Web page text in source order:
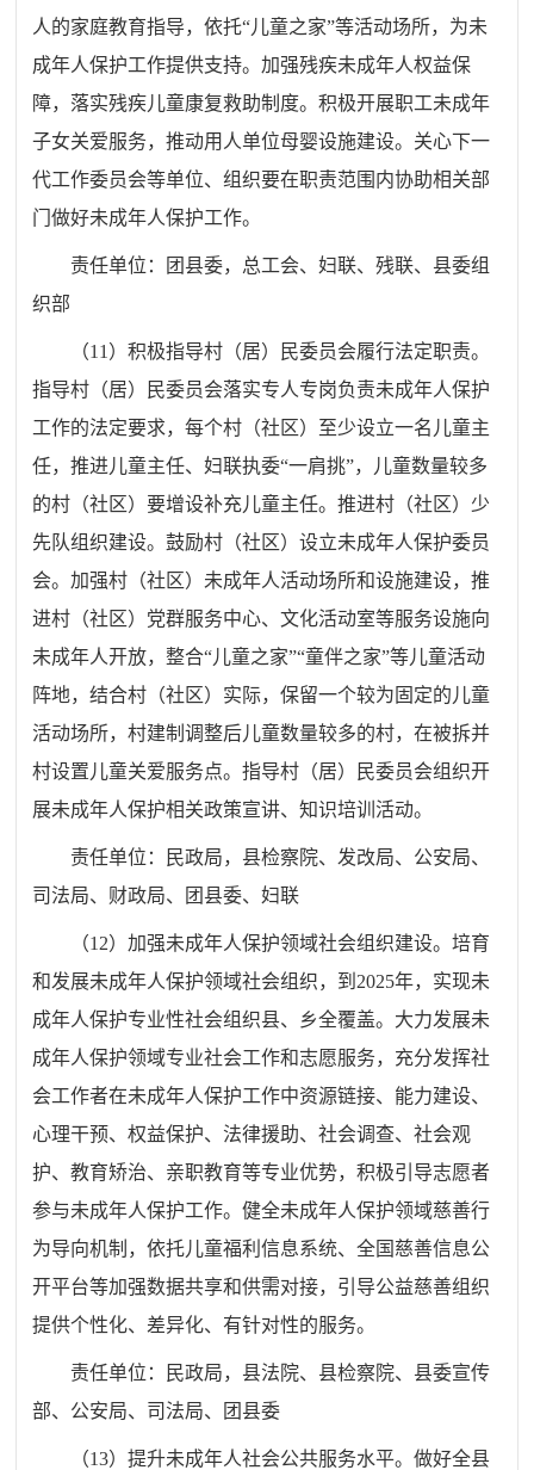
人的家庭教育指导，依托“儿童之家”等活动场所，为未
成年人保护工作提供支持。加强残疾未成年人权益保
障，落实残疾儿童康复救助制度。积极开展职工未成年
子女关爱服务，推动用人单位母婴设施建设。关心下一
代工作委员会等单位、组织要在职责范围内协助相关部
门做好未成年人保护工作。
责任单位： 团 县委， 总工会、妇联、残联、 县委组
织部
（11 ）积极指导村（居）民委员会履行法定职责。
指导村（居）民委员会落实专人专岗负责未成年人保护
工作的法定要求，每个村（社区）至少设立一名儿童主
任，推进儿童主任、妇联执委“一肩挑”，儿童数量较多
的村（社区）要增设补充儿童主任。推进村（社区）少
先队组织建设。鼓励村（社区）设立未成年人保护委员
会。加强村（社区）未成年人活动场所和设施建设，推
进村（社区）党群服务中心、文化活动室等服务设施向
未成年人开放，整合“儿童之家”“童伴之家”等儿童活动
阵地，结合村（社区）实际，保留一个较为固定的儿童
活动场所，村建制调整后儿童数量较多的村，在被拆并
村设置儿童关爱服务点。指导村（居）民委员会组织开
展未成年人保护相关政策宣讲、知识培训活动。
责任单位： 民政局， 县检察院、发改局、公安局、
司法局、财政局、团 县委、妇联
（12）加强未成年人保护领域社会组织建设。培育
和发展未成年人保护领域社会组织，到 2025年，实现未
成年人保护专业性社会组织县、乡全覆盖。 大力发展未
成年人保护领域专业社会工作和志愿服务，充分发挥社
会工作者在未成年人保护工作中资源链接、能力建设、
心理干预、权益保护、法律援助、社会调查、社会观
护、教育矫治、亲职教育等专业优势，积极引导志愿者
参与未成年人保护工作。健全未成年人保护领域慈善行
为导向机制，依托儿童福利信息系统、全国慈善信息公
开平台等加强数据共享和供需对接，引导公益慈善组织
提供个性化、差异化、有针对性的服务。
责任单位： 民政局， 县法院、 县检察院、 县委宣传
部、公安局、司法局、团 县委
（13）提升未成年人社会公共服务水平。做好全县